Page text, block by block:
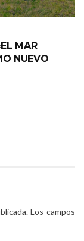
MAR
NUEVO
Los campos